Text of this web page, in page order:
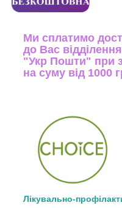
Ми сплатимо
до Вас
"Укр Пошти" при
на суму від 1000
Лікувально-